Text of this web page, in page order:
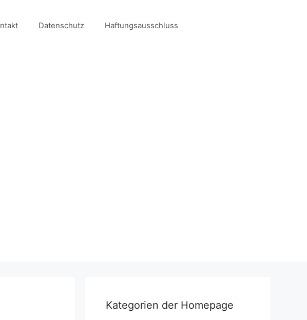
Datenschutz Haftungsausschluss
Kategorien der Homepage